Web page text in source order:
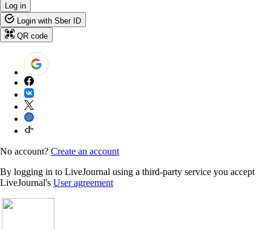
Log in
Login with Sber ID
QR code
No account? Create an account
By logging in to LiveJournal using a third-party service you accept
LiveJournal's User agreement